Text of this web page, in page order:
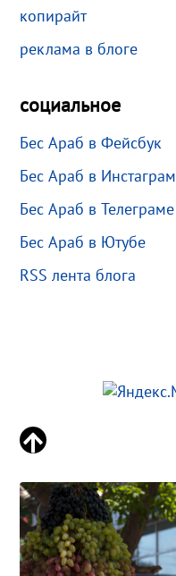
копирайт
реклама в блоге
социальное
Бес Араб в Фейсбук
Бес Араб в Инстаграм
Бес Араб в Телеграме
Бес Араб в Ютубе
RSS лента блога